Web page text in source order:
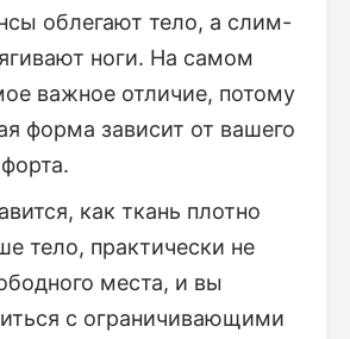
облегают тело, а слим-
ноги. На самом
важное отличие, потому
форма зависит от вашего
как ткань плотно
тело, практически не
места, и вы
с ограничивающими